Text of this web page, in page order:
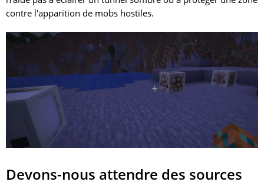
contre l'apparition de mobs hostiles.
Devons-nous attendre des sources